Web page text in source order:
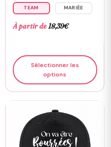
TEAM MARIÉE
À partir de18,39€
Sélectionner les
options